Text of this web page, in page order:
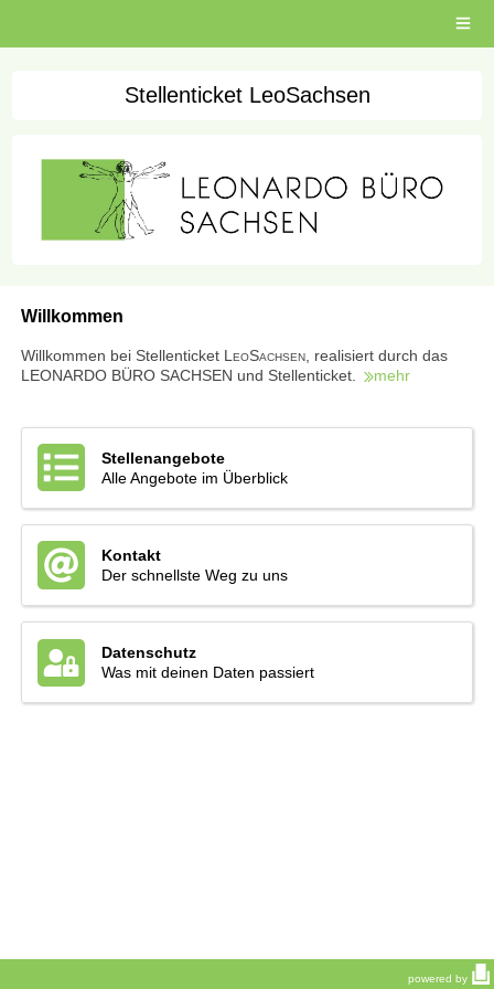
Open
Stellenticket LeoSachsen
Willkommen
Willkommen bei Stellenticket L eoSachsen, realisiert durch das
LEONARDO BÜRO SACHSEN und Stellenticket.
mehr
Stellenangebote
Alle Angebote im Überblick
Kontakt
Der schnellste Weg zu uns
Datenschutz
Was mit deinen Daten passiert
powered by